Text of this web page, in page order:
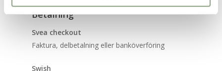
Betalning
Svea checkout
Faktura, delbetalning eller banköverföring
Swish